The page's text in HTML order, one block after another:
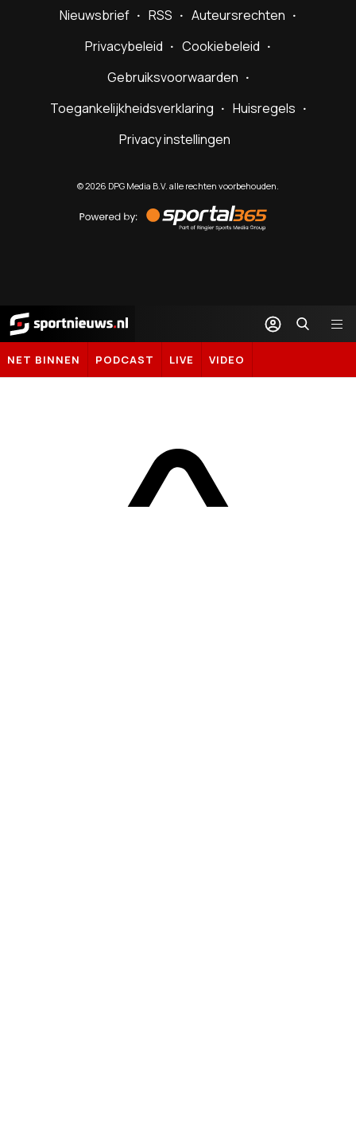
Nieuwsbrief RSS
Auteursrechten
Privacybeleid
Cookiebeleid
Gebruiksvoorwaarden
Toegankelijkheidsverklaring
Huisregels
Privacy instellingen
©2026 DPG Media B.V. alle rechten voorbehouden.
by
Sportal365
Sportnieuws.nl
NET BINNEN PODCAST LIVE VIDEO